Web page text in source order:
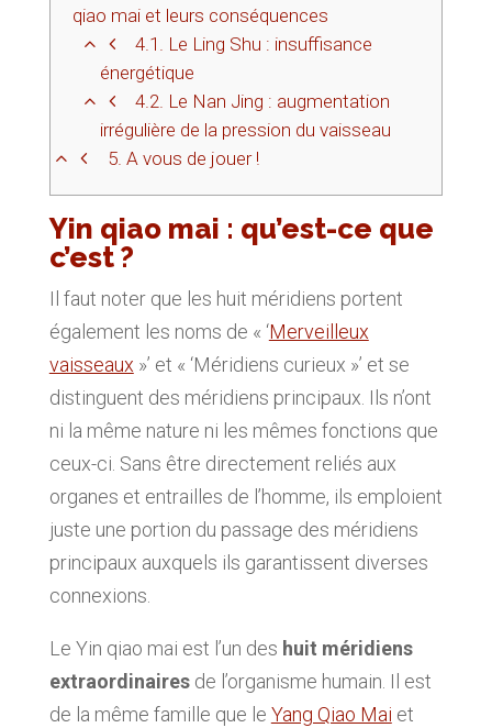
qiao mai et leurs conséquences
4.1. Le Ling Shu : insuffisance
énergétique
4.2. Le Nan Jing : augmentation
irrégulière de la pression du vaisseau
5. A vous de jouer !
Yin qiao mai : qu’est-ce que
c’est ?
Il faut noter que les huit méridiens portent
également les noms de « ‘Merveilleux
vaisseaux »’ et « ‘Méridiens curieux »’ et se
distinguent des méridiens principaux. Ils n’ont
ni la même nature ni les mêmes fonctions que
ceux-ci. Sans être directement reliés aux
organes et entrailles de l’homme, ils emploient
juste une portion du passage des méridiens
principaux auxquels ils garantissent diverses
connexions.
Le Yin qiao mai est l’un des huit méridiens
extraordinairesde l’organisme humain. Il est
de la même famille que le Yang Qiao Mai et